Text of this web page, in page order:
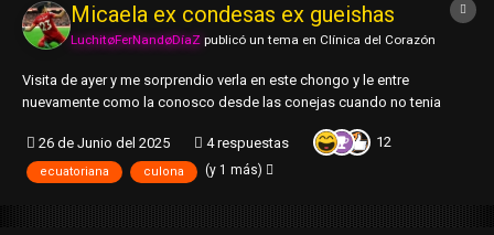
Micaela ex condesas ex gueishas
LuchitøFerNandøDíaZ publicó un tema en Clínica del Corazón
Visita de ayer y me sorprendio verla en este chongo y le entre
nuevamente como la conosco desde las conejas cuando no tenia
acerque y entre. 1. Descripción del Rostro: bueno bien maquillada,
pestañas largas media achinada labios semi...
26 de Junio del 2025 4 respuestas 12
ecuatoriana culona (y 1 más)